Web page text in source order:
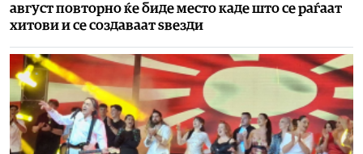
август повторно ќе биде место каде што се раѓаат
хитови и се создаваат ѕвезди